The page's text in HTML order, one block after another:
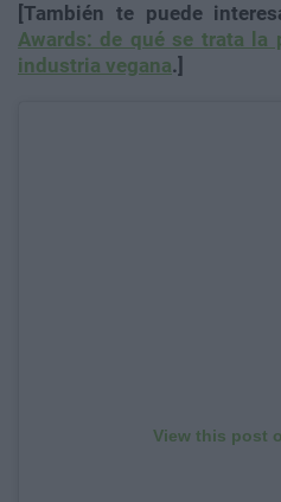
[También te puede
Awards: de qué se trata la
industria vegana.]
View this post